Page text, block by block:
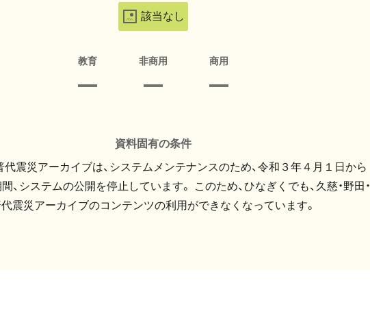
該当なし
教育 非商用 商用
資料固有の条件
代震災アーカイブは、システムメンテナンスのため、令和３年４月１日から
、システムの公開を停止しています。 このため、ひなぎくでも、久慈・野田・
震災アーカイブのコンテンツの利用ができなくなっています。